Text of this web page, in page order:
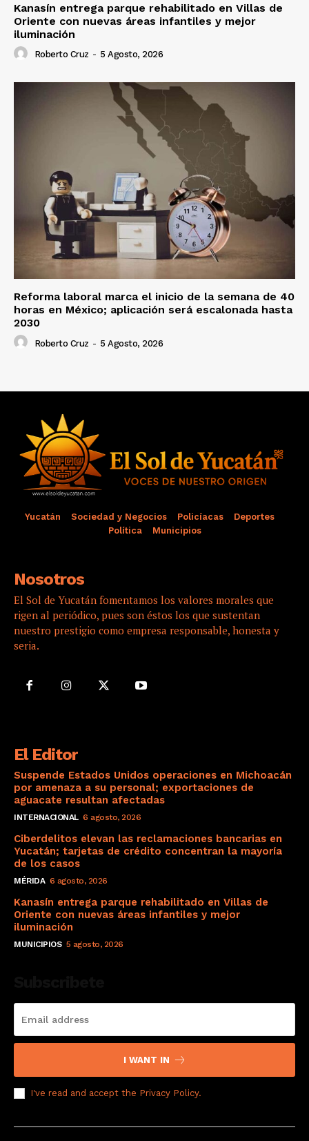
Kanasín entrega parque rehabilitado en Villas de
Oriente con nuevas áreas infantiles y mejor
iluminación
Roberto Cruz - 5 Agosto, 2026
Reforma laboral marca el inicio de la semana de 40
horas en México; aplicación será escalonada hasta
2030
Roberto Cruz - 5 Agosto, 2026
Yucatán Sociedad y Negocios Policíacas
Deportes
Política
Municipios
Nosotros
El Sol de Yucatán fomentamos los valores morales que
rigen al periódico, pues son éstos los que sustentan
nuestro prestigio como empresa responsable, honesta y
seria.
El Editor
Suspende Estados Unidos operaciones en Michoacán
por amenaza a su personal; exportaciones de
aguacate resultan afectadas
INTERNACIONAL 6 agosto, 2026
Ciberdelitos elevan las reclamaciones bancarias en
Yucatán; tarjetas de crédito concentran la mayoría
de los casos
MÉRIDA 6 agosto, 2026
Kanasín entrega parque rehabilitado en Villas de
Oriente con nuevas áreas infantiles y mejor
iluminación
MUNICIPIOS 5 agosto, 2026
I WANT IN
I've read and accept the Privacy Policy.